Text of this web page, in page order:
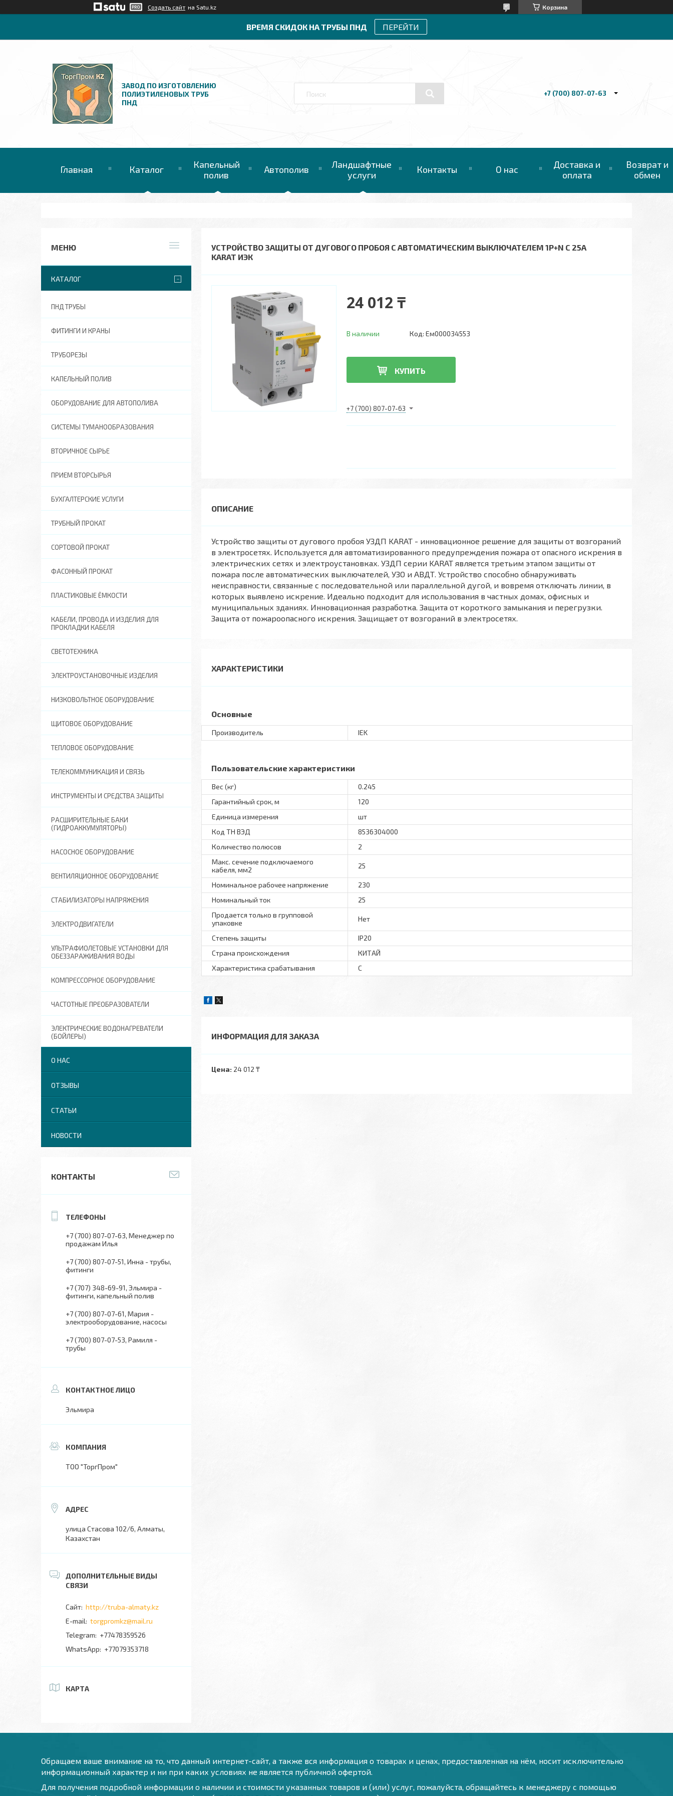
Создать сайт на Satu.kz Корзина
ВРЕМЯ СКИДОК НА ТРУБЫ ПНД ПЕРЕЙТИ
ЗАВОД ПО ИЗГОТОВЛЕНИЮ
ПОЛИЭТИЛЕНОВЫХ ТРУБ
ПНД
+7 (700) 807-07-63
Главная Каталог
Капельный
полив
Автополив
Ландшафтные
услуги
Контакты О нас
Доставка и
оплата
Возврат и
обмен
УСТРОЙСТВО ЗАЩИТЫ ОТ ДУГОВОГО ПРОБОЯ C АВТОМАТИЧЕСКИМ ВЫКЛЮЧАТЕЛЕМ 1P+N C 25A
KARAT ИЭК
24 012 ₸
В наличии Код: Ем000034553
КУПИТЬ
+7 (700) 807-07-63
Устройство защиты от дугового пробоя УЗДП KARAT - инновационное решение для защиты от возгораний
в электросетях. Используется для автоматизированного предупреждения пожара от опасного искрения в
электрических сетях и электроустановках. УЗДП серии KARAT является третьим этапом защиты от
пожара после автоматических выключателей, УЗО и АВДТ. Устройство способно обнаруживать
неисправности, связанные с последовательной или параллельной дугой, и вовремя отключать линии, в
которых выявлено искрение. Идеально подходит для использования в частных домах, офисных и
муниципальных зданиях. Инновационная разработка. Защита от короткого замыкания и перегрузки.
Защита от пожароопасного искрения. Защищает от возгораний в электросетях.
ХАРАКТЕРИСТИКИ
Основные
Производитель IEK
Пользовательские характеристики
Вес (кг)
0.245
Гарантийный срок, м
120
Единица измерения
шт
Код ТН ВЭД
8536304000
Количество полюсов
2
Макс. сечение подключаемого
кабеля, мм2
25
Номинальное рабочее напряжение
230
Номинальный ток
25
Продается только в групповой
упаковке
Нет
Степень защиты
IP20
Страна происхождения
КИТАЙ
Характеристика срабатывания
C
ИНФОРМАЦИЯ ДЛЯ ЗАКАЗА
Цена: 24 012 ₸
КАТАЛОГ
ПНД ТРУБЫ
ФИТИНГИ И КРАНЫ
ТРУБОРЕЗЫ
КАПЕЛЬНЫЙ ПОЛИВ
ОБОРУДОВАНИЕ ДЛЯ АВТОПОЛИВА
СИСТЕМЫ ТУМАНООБРАЗОВАНИЯ
ВТОРИЧНОЕ СЫРЬЕ
ПРИЕМ ВТОРСЫРЬЯ
БУХГАЛТЕРСКИЕ УСЛУГИ
ТРУБНЫЙ ПРОКАТ
СОРТОВОЙ ПРОКАТ
ФАСОННЫЙ ПРОКАТ
ПЛАСТИКОВЫЕ ЁМКОСТИ
КАБЕЛИ, ПРОВОДА И ИЗДЕЛИЯ ДЛЯ
ПРОКЛАДКИ КАБЕЛЯ
СВЕТОТЕХНИКА
ЭЛЕКТРОУСТАНОВОЧНЫЕ ИЗДЕЛИЯ
НИЗКОВОЛЬТНОЕ ОБОРУДОВАНИЕ
ЩИТОВОЕ ОБОРУДОВАНИЕ
ТЕПЛОВОЕ ОБОРУДОВАНИЕ
ТЕЛЕКОММУНИКАЦИЯ И СВЯЗЬ
ИНСТРУМЕНТЫ И СРЕДСТВА ЗАЩИТЫ
РАСШИРИТЕЛЬНЫЕ БАКИ
(ГИДРОАККУМУЛЯТОРЫ)
НАСОСНОЕ ОБОРУДОВАНИЕ
ВЕНТИЛЯЦИОННОЕ ОБОРУДОВАНИЕ
СТАБИЛИЗАТОРЫ НАПРЯЖЕНИЯ
ЭЛЕКТРОДВИГАТЕЛИ
УЛЬТРАФИОЛЕТОВЫЕ УСТАНОВКИ ДЛЯ
ОБЕЗЗАРАЖИВАНИЯ ВОДЫ
КОМПРЕССОРНОЕ ОБОРУДОВАНИЕ
ЧАСТОТНЫЕ ПРЕОБРАЗОВАТЕЛИ
ЭЛЕКТРИЧЕСКИЕ ВОДОНАГРЕВАТЕЛИ
(БОЙЛЕРЫ)
О НАС
ОТЗЫВЫ
СТАТЬИ
НОВОСТИ
КОНТАКТЫ
+7 (700) 807-07-63 Менеджер по
продажам Илья
+7 (700) 807-07-51 Инна - трубы,
фитинги
+7 (707) 348-69-91 Эльмира -
фитинги, капельный полив
+7 (700) 807-07-61 Мария -
электрооборудование, насосы
+7 (700) 807-07-53 Рамиля -
трубы
Эльмира
ТОО "ТоргПром"
улица Стасова 102/6, Алматы,
Казахстан
http://truba-almaty.kz
torgpromkz@mail.ru
+77478359526
+77079353718
КАРТА
Обращаем ваше внимание на то, что данный интернет-сайт, а также вся информация о товарах и ценах, предоставленная на нём, носит исключительно
информационный характер и ни при каких условиях не является публичной офертой.
Для получения подробной информации о наличии и стоимости указанных товаров и (или) услуг, пожалуйста, обращайтесь к менеджеру с помощью